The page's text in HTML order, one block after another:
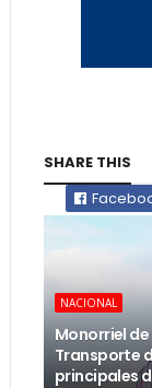
SHARE THIS
NACIONAL
Monorriel
Transporte
principales